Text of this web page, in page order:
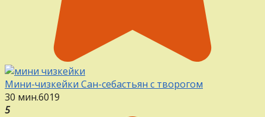
Мини-чизкейки Сан-себастьян с творогом
30 мин.6019
5